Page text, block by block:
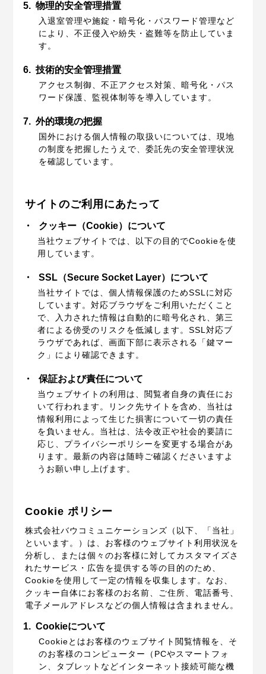
5. 物理的安全管理措置
入退室管理や施錠・暗号化・パスワード管理など
により、不正侵入や紛失・盗難等を防止していま
す。
6. 技術的安全管理措置
アクセス制御、不正アクセス対策、暗号化・パス
ワード保護、監視体制等を導入しています。
7. 外的環境の把握
国外における個人情報の取扱いについては、現地
の制度を把握したうえで、委託先の安全管理状況
を確認しています。
サイトのご利用にあたって
・ クッキー（Cookie）について
当社ウェブサイトでは、以下の目的でCookieを使
用しています。
・ SSL（Secure Socket Layer）について
当社サイトでは、個人情報保護のためSSLに対応
しています。対応ブラウザをご利用いただくこと
で、入力された情報は自動的に暗号化され、第三
者による傍受のリスクを低減します。SSL対応ブ
ラウザであれば、画面下部に表示される「鍵マー
ク」により確認できます。
・ 保証および責任について
当ウェブサイトの利用は、閲覧者自身の責任にお
いて行われます。リンク先サイトを含め、当社は
情報利用によって生じた損害について一切の責任
を負いません。当社は、法令改正や社会的要請に
応じ、プライバシーポリシーを変更する場合があ
ります。最新の内容は随時ご確認くださいますよ
うお願い申し上げます。
Cookie ポリシー
株式会社バウコミュニケーションズ（以下、「当社」
といいます。）は、お客様のウェブサイト利用状況を
分析し、または個々のお客様に対してカスタマイズさ
れたサービス・広告を提供する等の目的のため、
Cookieを使用して一定の情報を収集します。なお、
クッキー自体にお客様のお名前、ご住所、電話番号、
電子メールアドレスなどの個人情報は含まれません。
1. Cookieについて
Cookieとはお客様のウェブサイト閲覧情報を、そ
のお客様のコンピューター（PCやスマートフォ
ン、タブレットなどインターネット接続可能な機